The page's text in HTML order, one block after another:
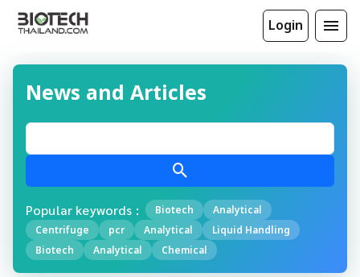
Login
News and Articles
Popular keywords : Biotech
Analytical
Centrifuge
pcr Analytical
Liquid Handling
Biotech
Analytical Chemical